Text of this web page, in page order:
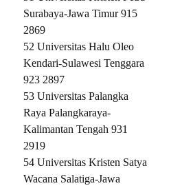
Surabaya-Jawa Timur 915
2869
52 Universitas Halu Oleo
Kendari-Sulawesi Tenggara
923 2897
53 Universitas Palangka
Raya Palangkaraya-
Kalimantan Tengah 931
2919
54 Universitas Kristen Satya
Wacana Salatiga-Jawa